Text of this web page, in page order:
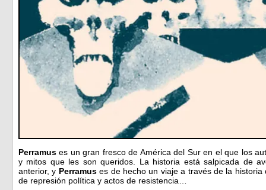
Perramuses un gran fresco de América del Sur en el que los
y mitos que les son queridos. La historia está salpicada de
anterior, y Perramuses de hecho un viaje a través de la
de represión política y actos de resistencia…